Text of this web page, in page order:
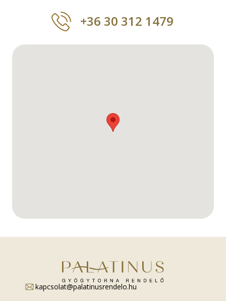
+36 30 312 1479
kapcsolat@palatinusrendelo.hu